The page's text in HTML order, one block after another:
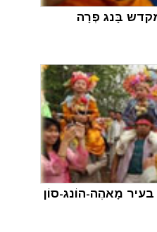
בָּנג פְרָה
מָאהֶה-הוֹנג-סוֹן